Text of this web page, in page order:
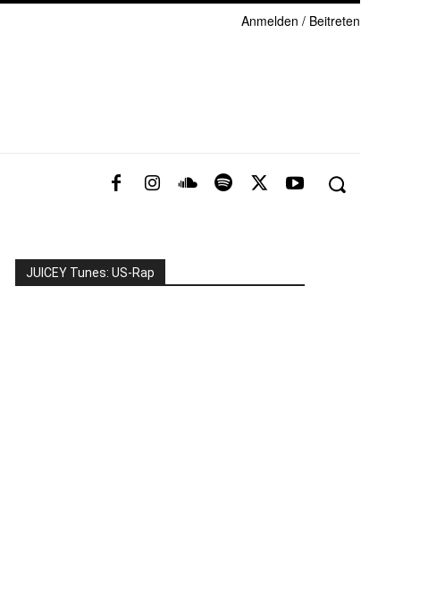
Anmelden / Beitreten
JUICEY Tunes: US-Rap